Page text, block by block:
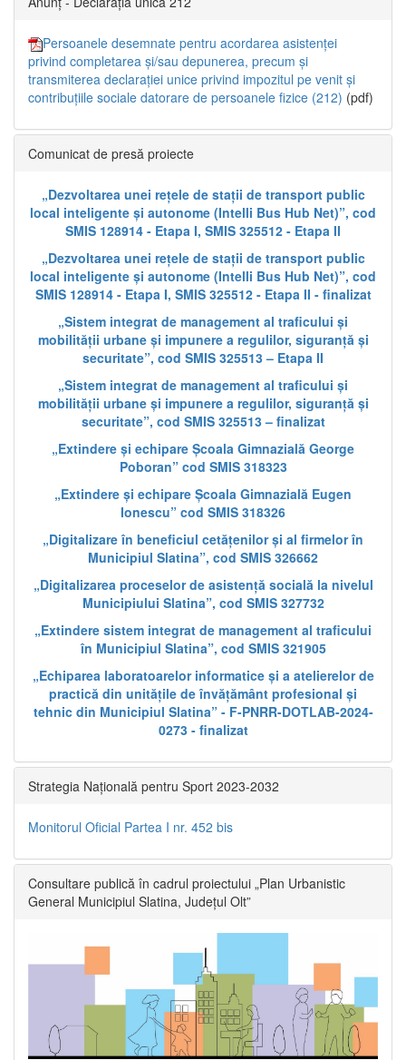
Persoanele desemnate pentru acordarea asistenței
privind completarea și/sau depunerea, precum și
transmiterea declarației unice privind impozitul pe venit și
contribuțiile sociale datorare de persoanele fizice (212) (pdf)
Comunicat de presă proiecte
„Dezvoltarea unei rețele de stații de transport public
local inteligente și autonome (Intelli Bus Hub Net)”, cod
SMIS 128914 - Etapa I, SMIS 325512 - Etapa II
„Dezvoltarea unei rețele de stații de transport public
local inteligente și autonome (Intelli Bus Hub Net)”, cod
SMIS 128914 - Etapa I, SMIS 325512 - Etapa II - finalizat
„Sistem integrat de management al traficului și
mobilității urbane și impunere a regulilor, siguranță și
securitate”, cod SMIS 325513 – Etapa II
„Sistem integrat de management al traficului și
mobilității urbane și impunere a regulilor, siguranță și
securitate”, cod SMIS 325513 – finalizat
„Extindere și echipare Școala Gimnazială George
Poboran” cod SMIS 318323
„Extindere și echipare Școala Gimnazială Eugen
Ionescu” cod SMIS 318326
„Digitalizare în beneficiul cetățenilor și al firmelor în
Municipiul Slatina”, cod SMIS 326662
„Digitalizarea proceselor de asistență socială la nivelul
Municipiului Slatina”, cod SMIS 327732
„Extindere sistem integrat de management al traficului
în Municipiul Slatina”, cod SMIS 321905
„Echiparea laboratoarelor informatice și a atelierelor de
practică din unitățile de învățământ profesional și
tehnic din Municipiul Slatina” - F-PNRR-DOTLAB-2024-
0273 - finalizat
Strategia Națională pentru Sport 2023-2032
Monitorul Oficial Partea I nr. 452 bis
Consultare publică în cadrul proiectului „Plan Urbanistic
General Municipiul Slatina, Județul Olt”